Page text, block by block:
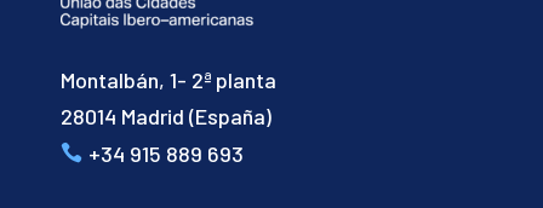
Montalbán, 1- 2ª planta
28014 Madrid (España)
+34 915 889 693